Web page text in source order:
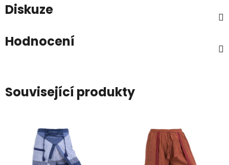
Diskuze
Hodnocení
Související produkty